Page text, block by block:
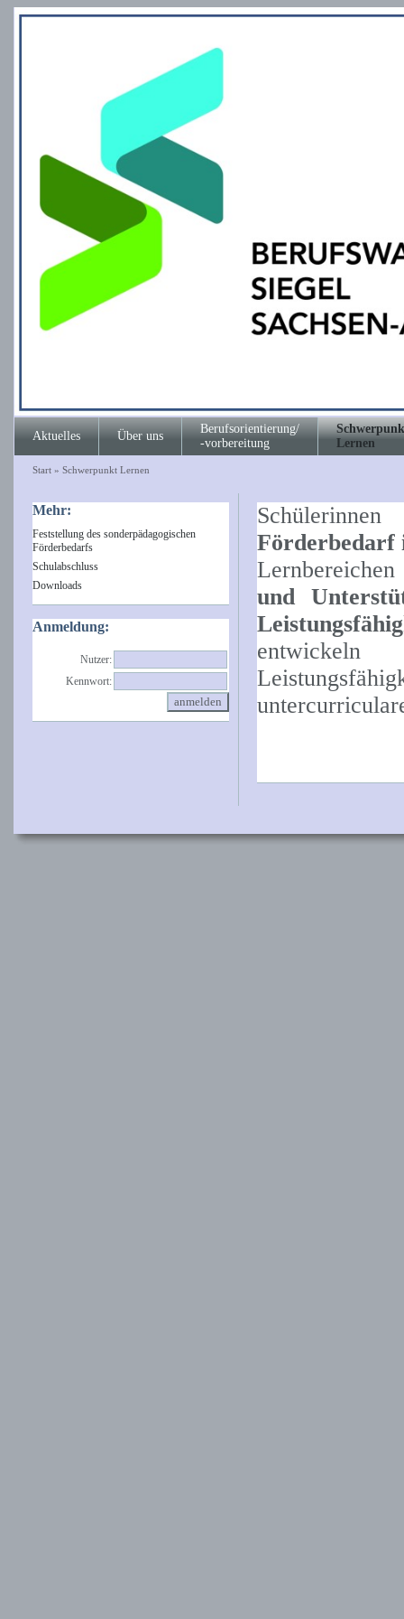
Aktuelles Über uns
Berufsorientierung/
-vorbereitung
Lernen
Start» Schwerpunkt Lernen
Mehr:
Feststellung des sonderpädagogischen
Förderbedarfs
Schulabschluss
Downloads
Anmeldung:
Nutzer:
Kennwort:
Förderbedarf
und